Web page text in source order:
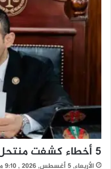
5 أخطاء كشفت منتحل صفة قاضٍ قبل محاكمته
الأربعاء, 5 أغسطس, 2026 , 9:10 م